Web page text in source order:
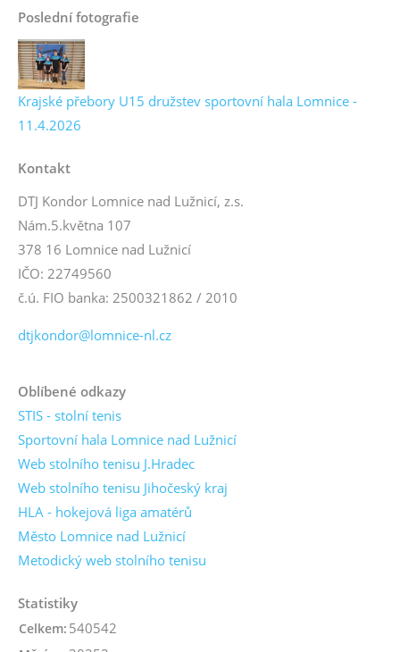
Poslední fotografie
Krajské přebory U15 družstev sportovní hala Lomnice -
11.4.2026
Kontakt
DTJ Kondor Lomnice nad Lužnicí, z.s.
Nám.5.května 107
378 16 Lomnice nad Lužnicí
IČO: 22749560
č.ú. FIO banka: 2500321862 / 2010
dtjkondor@lomnice-nl.cz
Oblíbené odkazy
STIS - stolní tenis
Sportovní hala Lomnice nad Lužnicí
Web stolního tenisu J.Hradec
Web stolního tenisu Jihočeský kraj
HLA - hokejová liga amatérů
Město Lomnice nad Lužnicí
Metodický web stolního tenisu
Statistiky
Celkem: 540542